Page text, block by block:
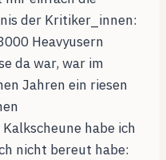
der Kritiker_innen:
Heavyusern
da war, war im
Jahren ein riesen
habe ich
nicht bereut habe: